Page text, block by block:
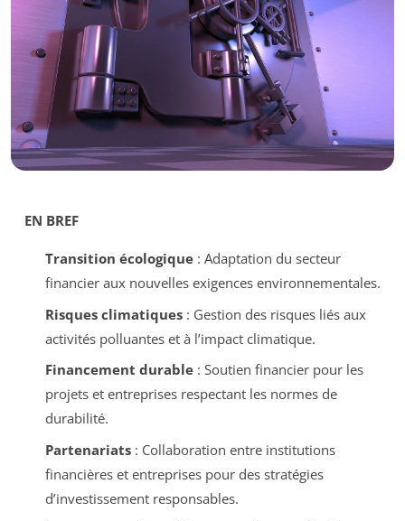
EN BREF
Transition écologique: Adaptation du secteur
financier aux nouvelles exigences environnementales.
Risques climatiques: Gestion des risques liés aux
activités polluantes et à l’impact climatique.
Financement durable: Soutien financier pour les
projets et entreprises respectant les normes de
durabilité.
Partenariats: Collaboration entre institutions
financières et entreprises pour des stratégies
d’investissement responsables.